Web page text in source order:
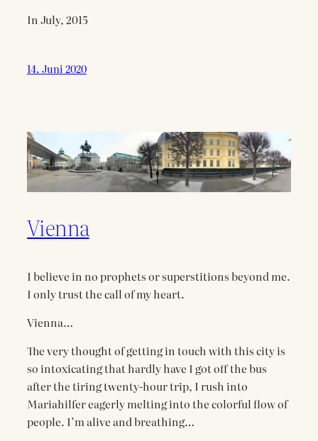
In July, 2015
14. Juni 2020
Vienna
I believe in no prophets or superstitions beyond me.
I only trust the call of my heart.
Vienna…
The very thought of getting in touch with this city is
so intoxicating that hardly have I got off the bus
after the tiring twenty-hour trip, I rush into
Mariahilfer eagerly melting into the colorful flow of
people. I’m alive and breathing…